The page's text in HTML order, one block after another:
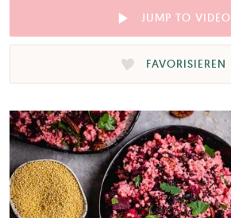
JUMP TO VIDEO
FAVORISIEREN